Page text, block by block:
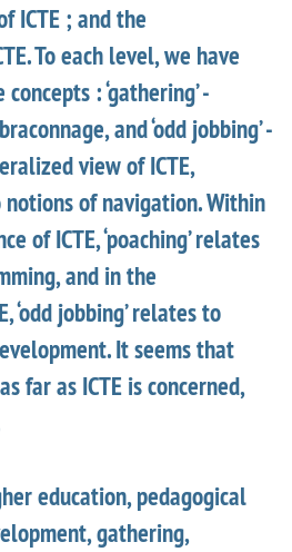
ICTE ; and the
To each level, we have
: ‘gathering’ -
and ‘odd jobbing’ -
view of ICTE,
notions of navigation. Within
of ICTE, ‘poaching’ relates
and in the
‘odd jobbing’ relates to
It seems that
far as ICTE is concerned,
education, pedagogical
gathering,